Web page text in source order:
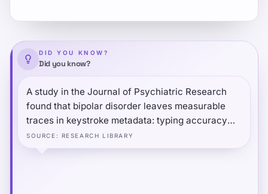
DID YOU KNOW?
Did you know?
A study in the Journal of Psychiatric Research
found that bipolar disorder leaves measurable
traces in keystroke metadata: typing accuracy
decreases during depressive phases, speed
becomes more erratic during manic phases, and
SOURCE : RESEARCH LIBRARY